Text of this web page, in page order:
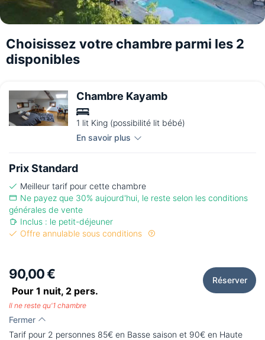
Choisissez votre chambre parmi les 2
disponibles
Chambre Kayamb
1 lit King (possibilité lit bébé)
En savoir plus
Prix Standard
Meilleur tarif pour cette chambre
Ne payez que 30% aujourd'hui, le reste selon les conditions
générales de vente
Inclus : le petit-déjeuner
Offre annulable sous conditions
90,00 €
Pour 1 nuit, 2 pers.
Réserver
Il ne reste qu'1 chambre
Fermer
Tarif pour 2 personnes 85€ en Basse saison et 90€ en Haute